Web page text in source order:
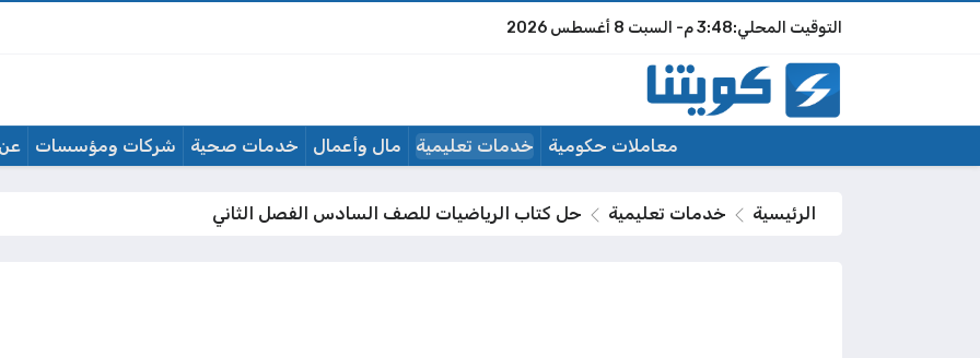
3:48 م السبت 8 أغسطس 2026
معاملات حكومية خدمات تعليمية مال وأعمال خدمات صحية شركات ومؤسسات
الرئيسية خدمات تعليمية حل كتاب الرياضيات للصف السادس الفصل الثاني